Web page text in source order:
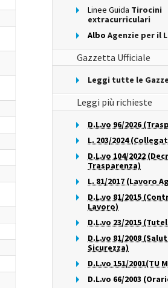
Linee Guida Tirocini
extracurriculari
Albo Agenzie per il
Gazzetta Ufficiale
Leggi tutte le
Leggi più richieste
D.L.vo 96/2026
L. 203/2024
D.L.vo 104/2022
Trasparenza)
L. 81/2017 (Lavoro
D.L.vo 81/2015
Lavoro)
D.L.vo 23/2015
D.L.vo 81/2008
Sicurezza)
D.L.vo 151/2001(TU
D.L.vo 66/2003